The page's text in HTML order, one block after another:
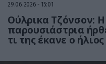
29.06.2026 15:01
Ούλρικα Τζόνσον:
παρουσιάστρια
τι της έκανε ο